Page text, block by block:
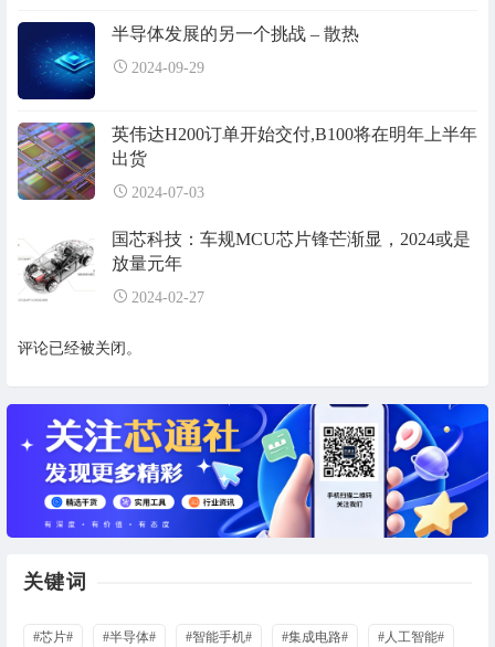
半导体发展的另一个挑战 – 散热
2024-09-29
英伟达H200订单开始交付,B100将在明年上半年
出货
2024-07-03
国芯科技：车规MCU芯片锋芒渐显，2024或是
放量元年
2024-02-27
评论已经被关闭。
关键词
#芯片# #半导体# #智能手机# #集成电路# #人工智能#